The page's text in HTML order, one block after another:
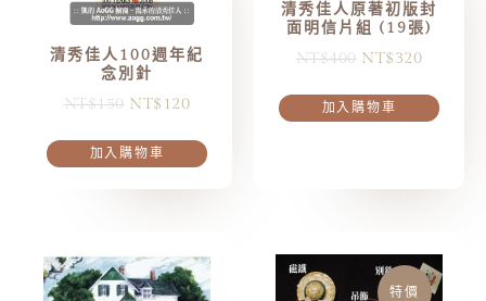
清秀佳人100週年紀
念別針
NT$150 NT$ 120
加入購物車
清秀佳人原著初版封
面明信片組 (19張)
NT$400 NT$320
加入購物車
特價